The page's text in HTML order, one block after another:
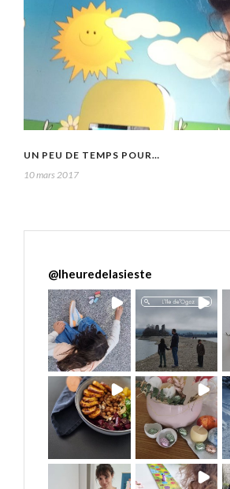
UN PEU DE TEMPS POUR…
10 mars 2017
@lheuredelasieste